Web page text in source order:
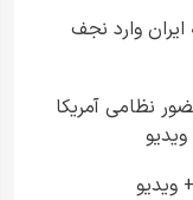
وارد نجف
نظامی آمریکا
ویدیو